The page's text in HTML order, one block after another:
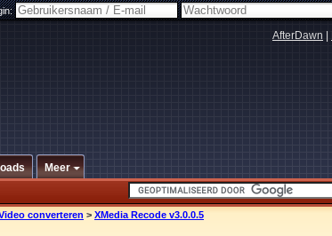
AfterDawn
Meer
converteren > XMedia Recode v3.0.0.5